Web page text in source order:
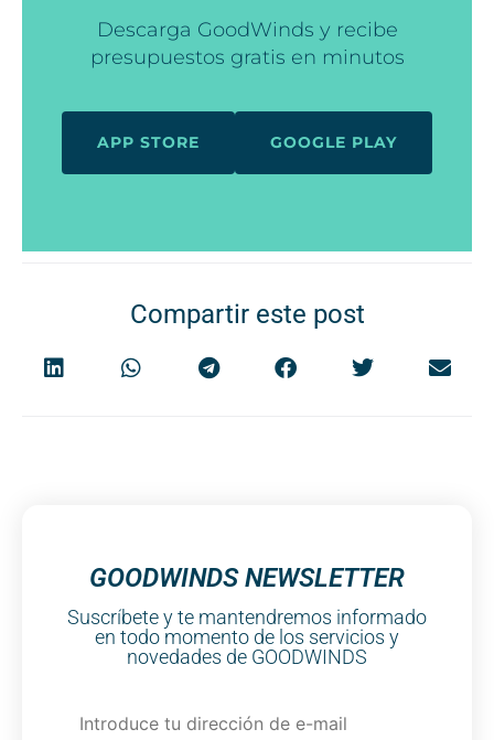
Descarga GoodWinds y recibe
presupuestos gratis en minutos
APP STORE GOOGLE PLAY
Compartir este post
GOODWINDS NEWSLETTER
Suscríbete y te mantendremos informado
en todo momento de los servicios y
novedades de GOODWINDS